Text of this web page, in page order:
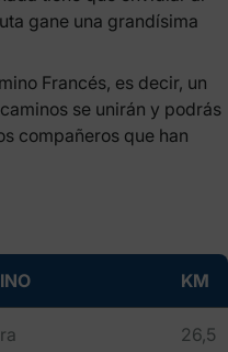
gane una grandísima
Francés, es decir, un
se unirán y podrás
compañeros que han
KM
26,5